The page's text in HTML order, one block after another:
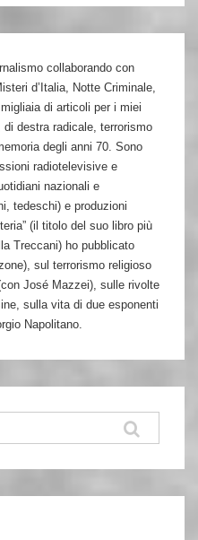
collaborando con
d’Italia, Notte Criminale,
di articoli per i miei
di destra radicale, terrorismo
degli anni 70. Sono
radiotelevisive e
nazionali e
tedeschi) e produzioni
(il titolo del suo libro più
Treccani) ho pubblicato
sul terrorismo religioso
José Mazzei), sulle rivolte
sulla vita di due esponenti
Napolitano.